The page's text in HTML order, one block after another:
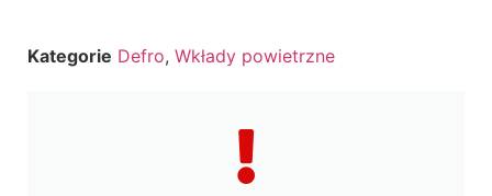
Kategorie Defro, Wkłady powietrzne